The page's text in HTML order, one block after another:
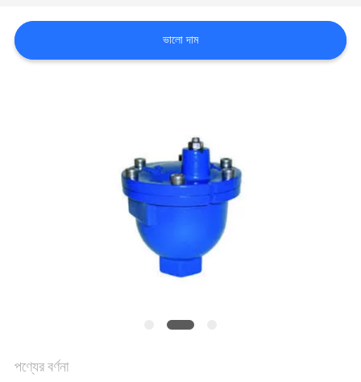
খবর
ভালো দাম
পণ্যের বর্ণনা